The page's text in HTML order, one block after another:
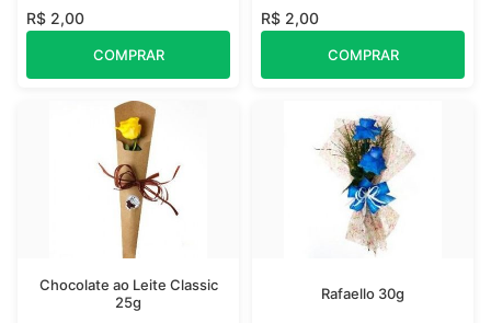
R$ 2,00
COMPRAR
R$ 2,00
COMPRAR
Chocolate ao Leite Classic
25g
Rafaello 30g